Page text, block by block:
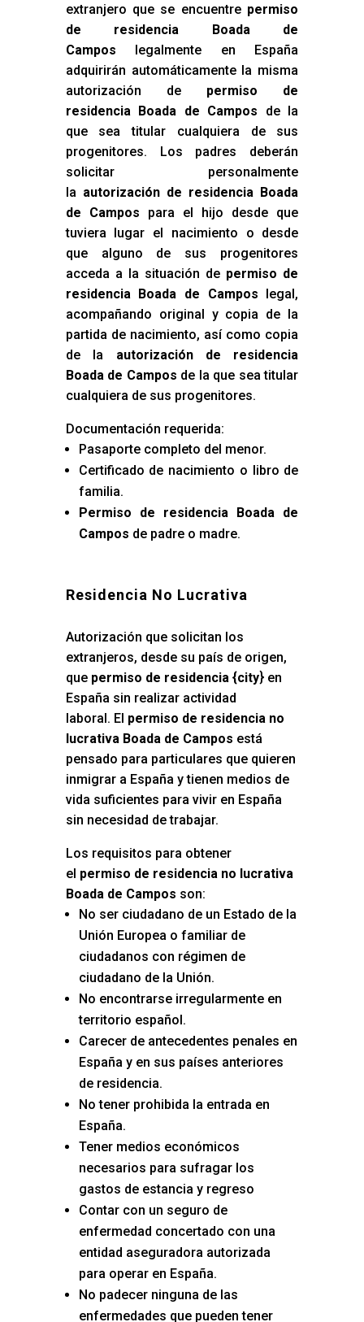
extranjero que se encuentre permiso
de residencia Boada de
Campos legalmente en España
adquirirán automáticamente la misma
autorización de permiso de
residencia Boada de Campos de la
que sea titular cualquiera de sus
progenitores. Los padres deberán
solicitar personalmente
la autorización de residencia Boada
de Campos para el hijo desde que
tuviera lugar el nacimiento o desde
que alguno de sus progenitores
acceda a la situación de permiso de
residencia Boada de Campos legal,
acompañando original y copia de la
partida de nacimiento, así como copia
de la autorización de residencia
Boada de Campos de la que sea titular
cualquiera de sus progenitores.
Documentación requerida:
Pasaporte completo del menor.
Certificado de nacimiento o libro de
familia.
Permiso de residencia Boada de
Campos de padre o madre.
Residencia No Lucrativa
Autorización que solicitan los
extranjeros, desde su país de origen,
que permiso de residencia {city} en
España sin realizar actividad
laboral. El permiso de residencia no
lucrativa Boada de Campos está
pensado para particulares que quieren
inmigrar a España y tienen medios de
vida suficientes para vivir en España
sin necesidad de trabajar.
Los requisitos para obtener
el permiso de residencia no lucrativa
Boada de Campos son:
No ser ciudadano de un Estado de la
Unión Europea o familiar de
ciudadanos con régimen de
ciudadano de la Unión.
No encontrarse irregularmente en
territorio español.
Carecer de antecedentes penales en
España y en sus países anteriores
de residencia.
No tener prohibida la entrada en
España.
Tener medios económicos
necesarios para sufragar los
gastos de estancia y regreso
Contar con un seguro de
enfermedad concertado con una
entidad aseguradora autorizada
para operar en España.
No padecer ninguna de las
enfermedades que pueden tener